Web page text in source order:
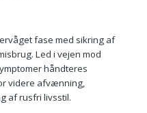
fase med sikring af
Led i vejen mod
håndteres
videre afvænning,
af rusfri livsstil.